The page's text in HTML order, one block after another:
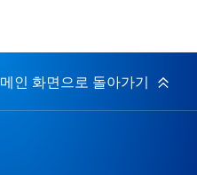
메인 화면으로 돌아가기